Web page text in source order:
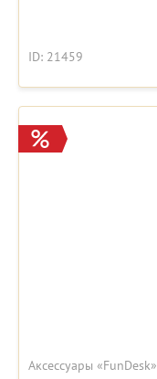
ID: 21459
Аксессуары «FunDesk»